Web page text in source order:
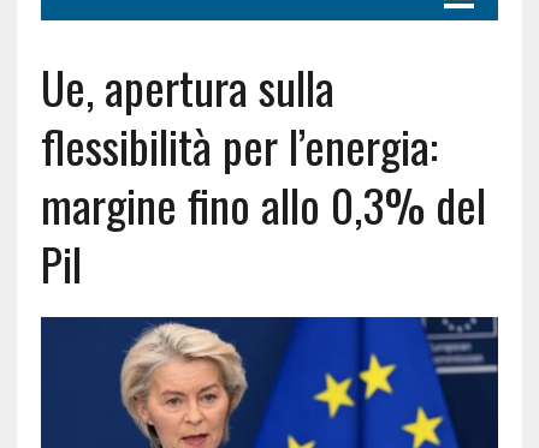
Ue, apertura sulla
flessibilità per l’energia:
margine fino allo 0,3% del
Pil